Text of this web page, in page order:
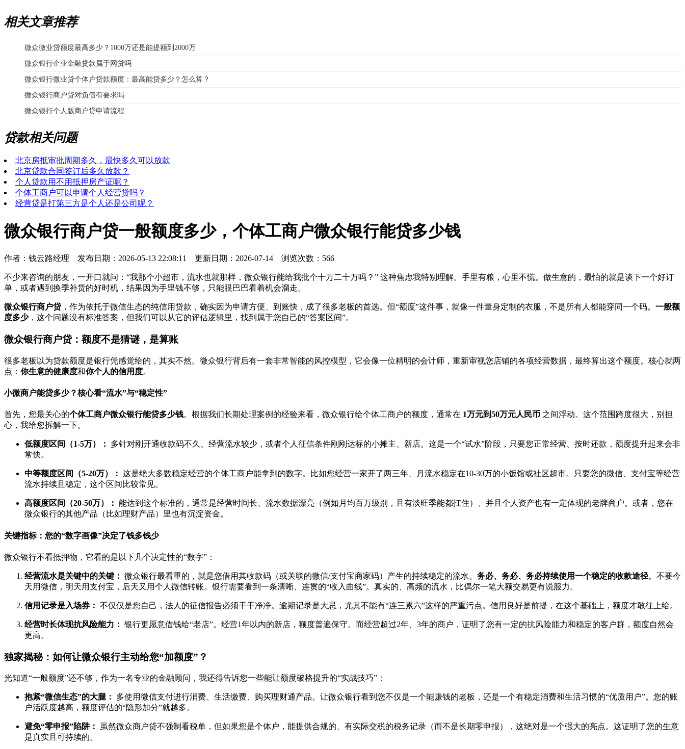
相关文章推荐
微众微业贷额度最高多少？1000万还是能提额到2000万
微众银行企业金融贷款属于网贷吗
微众银行微业贷个体户贷款额度：最高能贷多少？怎么算？
微众银行商户贷对负债有要求吗
微众银行个人版商户贷申请流程
贷款相关问题
北京房抵审批周期多久，最快多久可以放款
北京贷款合同签订后多久放款？
个人贷款用不用抵押房产证呢？
个体工商户可以申请个人经营贷吗？
经营贷是打第三方是个人还是公司呢？
微众银行商户贷一般额度多少，个体工商户微众银行能贷多少钱
作者： 钱云路经理 发布日期：2026-05-13 22:08:11 更新日期：2026-07-14 浏览次数：566
不少来咨询的朋友，一开口就问：“我那个小超市，流水也就那样，微众银行能给我批个十万二十万吗？” 这种焦虑我特别理解。手里有粮，心里不慌。做生意的，最怕的就是谈下一个好订
单，或者遇到换季补货的好时机，结果因为手里钱不够，只能眼巴巴看着机会溜走。
微众银行商户贷 ，作为依托于微信生态的纯信用贷款，确实因为申请方便、到账快，成了很多老板的首选。但“额度”这件事，就像一件量身定制的衣服，不是所有人都能穿同一个码。 一般额
度多少，这个问题没有标准答案，但我们可以从它的评估逻辑里，找到属于您自己的“答案区间”。
微众银行商户贷：额度不是猜谜，是算账
很多老板以为贷款额度是银行凭感觉给的，其实不然。微众银行背后有一套非常智能的风控模型，它会像一位精明的会计师，重新审视您店铺的各项经营数据，最终算出这个额度。核心就两
点： 你生意的健康度和你个人的信用度。
小微商户能贷多少？核心看“流水”与“稳定性”
首先，您最关心的个体工商户微众银行能贷多少钱。根据我们长期处理案例的经验来看，微众银行给个体工商户的额度，通常在 1万元到50万元人民币 之间浮动。这个范围跨度很大，别担
心，我给您拆解一下。
低额度区间（1-5万）：
多针对刚开通收款码不久、经营流水较少，或者个人征信条件刚刚达标的小摊主、新店。这是一个“试水”阶段，只要您正常经营、按时还款，额度提升起来会非
常快。
中等额度区间（5-20万）： 这是绝大多数稳定经营的个体工商户能拿到的数字。比如您经营一家开了两三年、月流水稳定在10-30万的小饭馆或社区超市。只要您的微信、支付宝等经营
流水持续且稳定，这个区间比较常见。
高额度区间（20-50万）： 能达到这个标准的，通常是经营时间长、流水数据漂亮（例如月均百万级别，且有淡旺季能都扛住）、并且个人资产也有一定体现的老牌商户。或者，您在
微众银行的其他产品（比如理财产品）里也有沉淀资金。
关键指标：您的“数字画像”决定了钱多钱少
微众银行不看抵押物，它看的是以下几个决定性的“数字”：
经营流水是关键中的关键： 微众银行最看重的，就是您借用其收款码（或关联的微信/支付宝商家码）产生的持续稳定的流水。 务必、务必、务必持续使用一个稳定的收款途径。不要今
天用微信，明天用支付宝，后天又用个人微信转账。银行需要看到一条清晰、连贯的“收入曲线”。真实的、高频的流水，比偶尔一笔大额交易更有说服力。
信用记录是入场券： 不仅仅是您自己，法人的征信报告必须干干净净。逾期记录是大忌，尤其不能有“连三累六”这样的严重污点。信用良好是前提，在这个基础上，额度才敢往上给。
经营时长体现抗风险能力： 银行更愿意借钱给“老店”。经营1年以内的新店，额度普遍保守。而经营超过2年、3年的商户，证明了您有一定的抗风险能力和稳定的客户群，额度自然会
更高。
独家揭秘：如何让微众银行主动给您“加额度”？
光知道“一般额度”还不够，作为一名专业的金融顾问，我还得告诉您一些能让额度破格提升的“实战技巧”：
抱紧“微信生态”的大腿：
多使用微信支付进行消费、生活缴费、购买理财通产品。让微众银行看到您不仅是一个能赚钱的老板，还是一个有稳定消费和生活习惯的“优质用户”。您的账
户活跃度越高，额度评估的“隐形加分”就越多。
避免“零申报”陷阱：
虽然微众商户贷不强制看税单，但如果您是个体户，能提供合规的、有实际交税的税务记录（而不是长期零申报），这绝对是一个强大的亮点。这证明了您的生意
是真实且可持续的。